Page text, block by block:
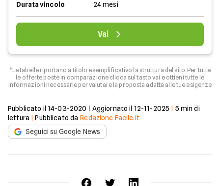
Durata vincolo 24 mesi
Vai
*Le tabelle riportano a titolo esemplificativo la struttura del sito. Per tutte
le offerte poste in comparazione clicca sul tasto vai e ottieni tutte le
informazioni necessarie per valutare la proposta adatta alle tue esigenze
Pubblicato il 14-03-2020 Aggiornato il 12-11-2025 5 min di
lettura |Pubblicato da Redazione Facile.it
Seguici su Google News